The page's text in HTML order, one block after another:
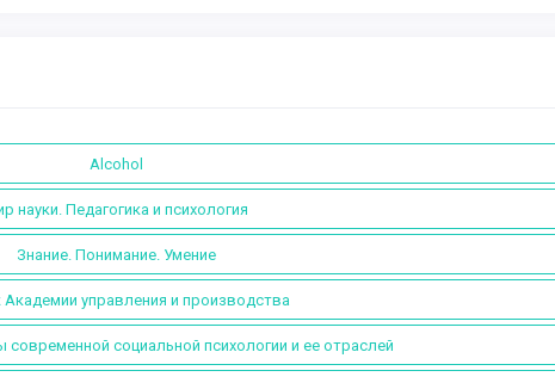
Alcohol
науки. Педагогика и психология
Знание. Понимание. Умение
Академии управления и производства
социальной психологии и ее отраслей